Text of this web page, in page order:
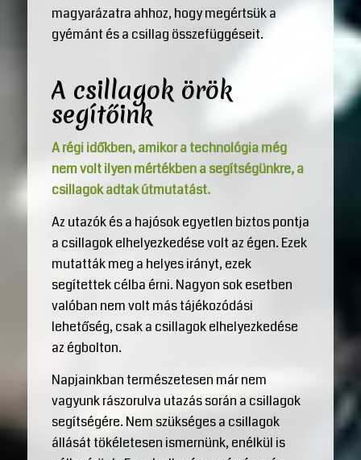
magyarázatra ahhoz, hogy megértsük a
gyémánt és a csillag összefüggéseit.
A csillagok örök
segítőink
A régi időkben, amikor a technológia még
nem volt ilyen mértékben a segítségünkre, a
csillagok adtak útmutatást.
Az utazók és a hajósok egyetlen biztos pontja
a csillagok elhelyezkedése volt az égen. Ezek
mutatták meg a helyes irányt, ezek
segítettek célba érni. Nagyon sok esetben
valóban nem volt más tájékozódási
lehetőség, csak a csillagok elhelyezkedése
az égbolton.
Napjainkban természetesen már nem
vagyunk rászorulva utazás során a csillagok
segítségére. Nem szükséges a csillagok
állását tökéletesen ismernünk, enélkül is